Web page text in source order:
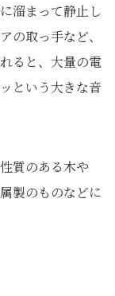
溜まって静止し
の取っ手など、
ると、大量の電
という大きな音
質のある木や
製のものなどに